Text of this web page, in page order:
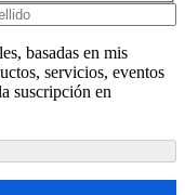
basadas en mis
servicios, eventos
suscripción en